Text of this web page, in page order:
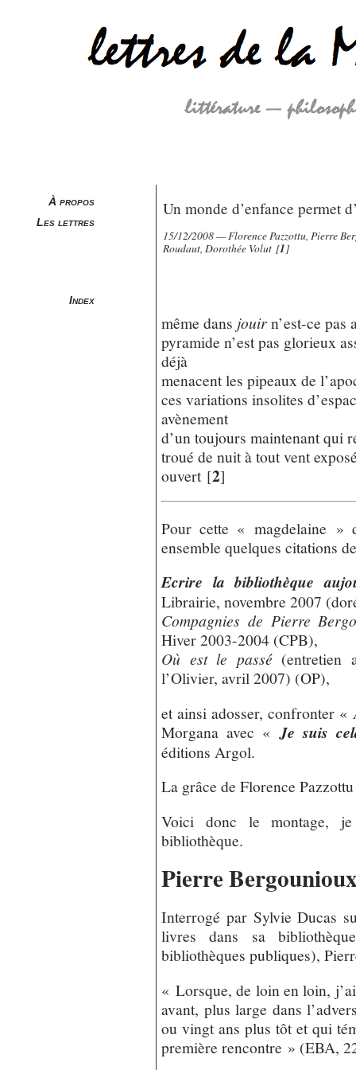
À propos
Les lettres
Index
Un monde d’enfance permet
15/12/2008 — Florence Pazzottu, Pierre
Roudaut, Dorothée Volut [1]
même dans jouirn’est-ce pas
pyramide n’est pas glorieux
déjà
menacent les pipeaux de
ces variations insolites
avènement
d’un toujours maintenant qui
troué de nuit à tout vent
ouvert[2]
Pour cette « magdelaine
ensemble quelques citations
Ecrire la bibliothèque
Librairie, novembre 2007
Compagnies de Pierre
Hiver 2003-2004 (CPB),
Où est le passé(entretien
l’Olivier, avril 2007) (OP),
et ainsi adosser, confronter «
Morgana avec «Je suis
éditions Argol.
La grâce de Florence
Voici donc le montage,
bibliothèque.
Pierre
Interrogé par Sylvie Ducas
livres dans sa
bibliothèques publiques),
« Lorsque, de loin en loin,
avant, plus large dans
ou vingt ans plus tôt et qui
première rencontre » (EBA,